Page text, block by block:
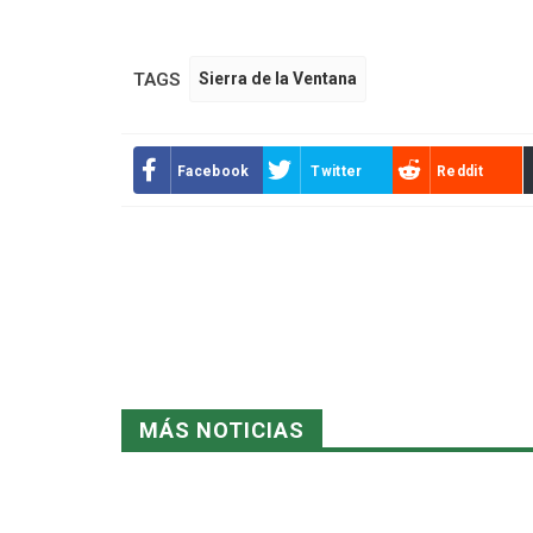
TAGS Sierra de la Ventana
Facebook Twitter Reddit
MÁS NOTICIAS